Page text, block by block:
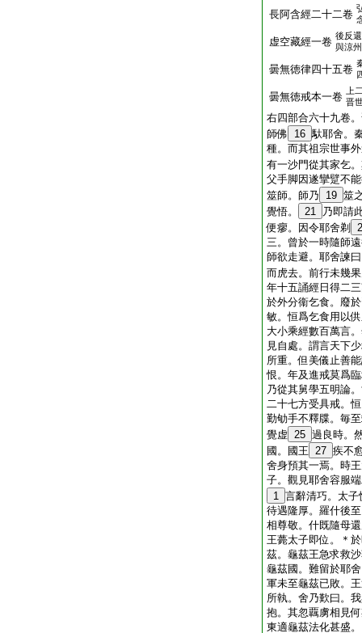
長阿含經二十二卷
虚空藏經一卷 後反
與涼
曇無徳律四十五卷
曇無徳戒本一卷
上
晋
右四部合六十九卷
師佛
16 馱耶舍。
種。而其祖宗世事
有一沙門從其家乞
父手脚因遂攣躄不
筮師。師乃
19 筮
覺悟。
21
乃即請
便瘳。因令耶舍剃
三。曾於一時隨師
師欲走避。耶舍諫
而虎去。前行未幾
年十五誦經日得二
於外分衞乞食。廢
敏。恒爲乞食用以
大小乘經數百萬言
見自處。謂言天下
所重。但美儀止善
恨。年及進戒莫爲
乃從其舅學五明論
二十七方受具戒。
勤劬手不釋牒。毎
覺虚 25 過良時。
國。國王 27 疾不
舍身預其一焉。時
子。觀見耶舍容服
1 言辭清巧。太
待遇隆厚。羅什後
相尊敬。什既隨母
王薨太子即位。＊
茲。龜茲王急求救
龜茲國。難留於耶
軍未至龜茲已敗。
所執。舍乃歎曰。
抱。其忽覊虜相見
東適龜茲法化甚盛